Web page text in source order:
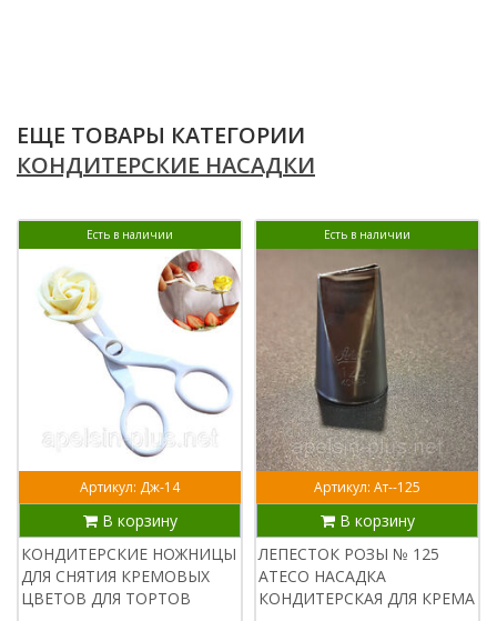
ЕЩЕ ТОВАРЫ КАТЕГОРИИ
КОНДИТЕРСКИЕ НАСАДКИ
Есть в наличии
Артикул: Дж-14
В корзину
КОНДИТЕРСКИЕ НОЖНИЦЫ
ДЛЯ СНЯТИЯ КРЕМОВЫХ
ЦВЕТОВ ДЛЯ ТОРТОВ
Есть в наличии
Артикул: Ат--125
В корзину
ЛЕПЕСТОК РОЗЫ № 125
ATECO НАСАДКА
КОНДИТЕРСКАЯ ДЛЯ КРЕМА